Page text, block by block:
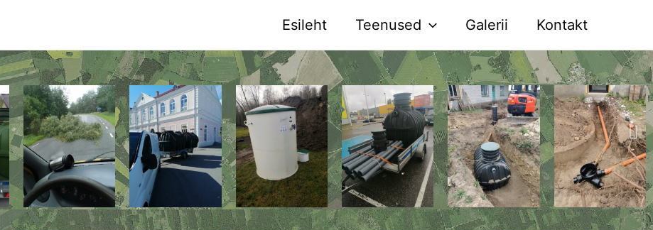
Esileht Teenused Galerii Kontakt